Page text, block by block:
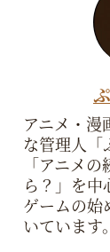
アニメ・漫
な管理人「
「アニメ
ら？」を中
ゲームの始
いています。